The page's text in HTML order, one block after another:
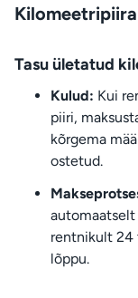
Tasu ületatud
Kulud: Kui
piiri,
kõrgema
ostetud.
rentnikult 24
lõppu.